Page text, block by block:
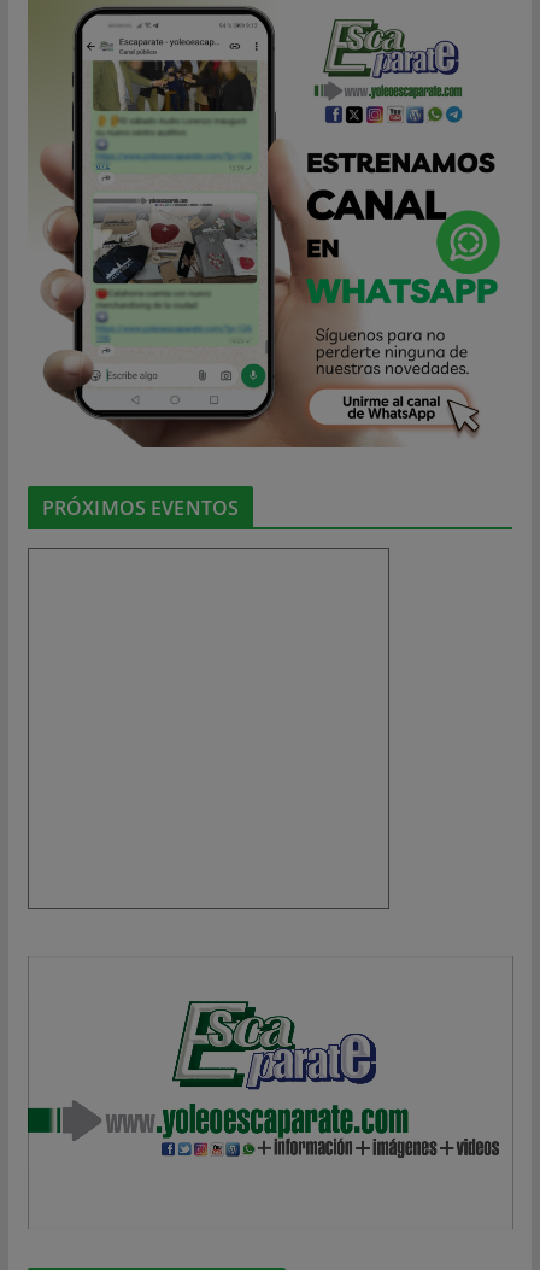
PRÓXIMOS EVENTOS